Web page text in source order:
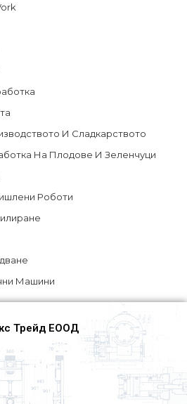
И Сладкарството
На Плодове И Зеленчуци
Роботи
Машини
Трейд ЕООД